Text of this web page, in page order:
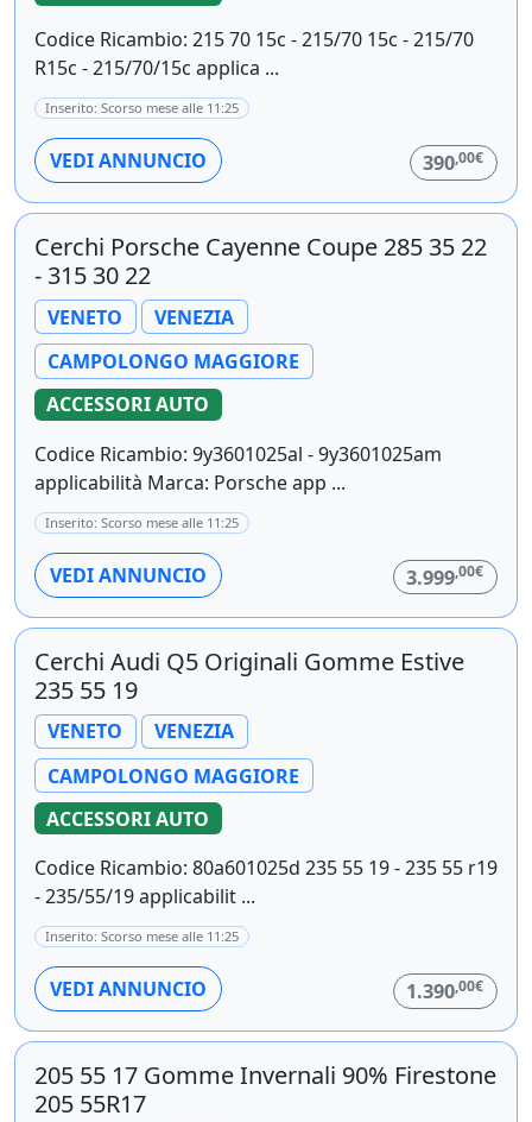
Codice Ricambio: 215 70 15c - 215/70 15c - 215/70
R15c - 215/70/15c applica ...
Inserito: Scorso mese alle 11:25
VEDI ANNUNCIO 390,00€
Cerchi Porsche Cayenne Coupe 285 35 22
- 315 30 22
VENETO
VENEZIA
CAMPOLONGO MAGGIORE
ACCESSORI AUTO
Codice Ricambio: 9y3601025al - 9y3601025am
applicabilità Marca: Porsche app ...
Inserito: Scorso mese alle 11:25
VEDI ANNUNCIO 3.999,00€
Cerchi Audi Q5 Originali Gomme Estive
235 55 19
VENETO
VENEZIA
CAMPOLONGO MAGGIORE
ACCESSORI AUTO
Codice Ricambio: 80a601025d 235 55 19 - 235 55 r19
- 235/55/19 applicabilit ...
Inserito: Scorso mese alle 11:25
VEDI ANNUNCIO 1.390,00€
205 55 17 Gomme Invernali 90% Firestone
205 55R17